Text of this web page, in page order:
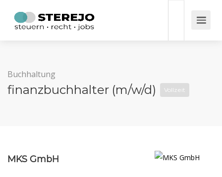
Buchhaltung
finanzbuchhalter (m/w/d) Vollzeit
MKS GmbH